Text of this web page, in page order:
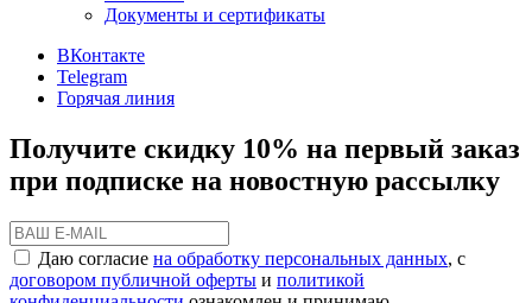
Документы и сертификаты
ВКонтакте
Telegram
Горячая линия
Получите скидку 10% на первый заказ
при подписке на новостную рассылку
Даю согласие на обработку персональных данных, с
договором публичной оферты и политикой